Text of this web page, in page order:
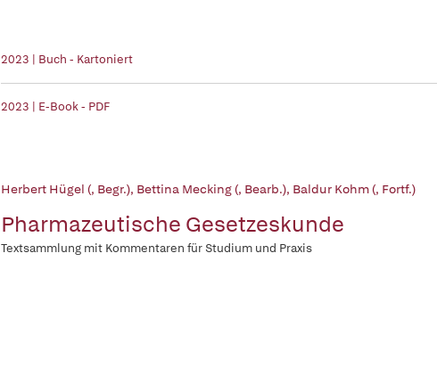
2023 | Buch - Kartoniert
2023 | E-Book - PDF
Herbert Hügel (, Begr.), Bettina Mecking (, Bearb.), Baldur Kohm (, Fortf.)
Pharmazeutische Gesetzeskunde
Textsammlung mit Kommentaren für Studium und Praxis